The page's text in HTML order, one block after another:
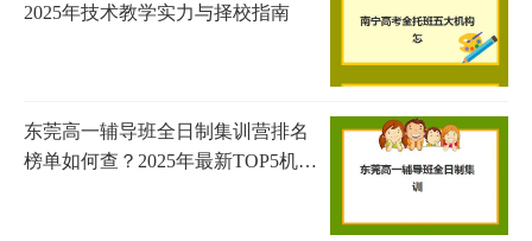
2025年技术教学实力与择校指南
东莞高一辅导班全日制集训营排名
榜单如何查？2025年最新TOP5机构